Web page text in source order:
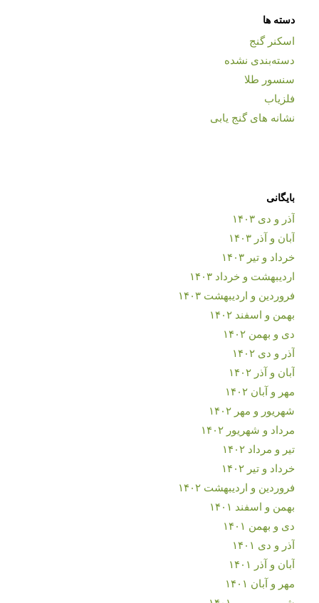
دسته ها
اسکنر گنج
دسته‌بندی نشده
سنسور طلا
فلزیاب
نشانه های گنج یابی
بایگانی
آذر و دی ۱۴۰۳
آبان و آذر ۱۴۰۳
خرداد و تیر ۱۴۰۳
اردیبهشت و خرداد ۱۴۰۳
فروردین و اردیبهشت ۱۴۰۳
بهمن و اسفند ۱۴۰۲
دی و بهمن ۱۴۰۲
آذر و دی ۱۴۰۲
آبان و آذر ۱۴۰۲
مهر و آبان ۱۴۰۲
شهریور و مهر ۱۴۰۲
مرداد و شهریور ۱۴۰۲
تیر و مرداد ۱۴۰۲
خرداد و تیر ۱۴۰۲
فروردین و اردیبهشت ۱۴۰۲
بهمن و اسفند ۱۴۰۱
دی و بهمن ۱۴۰۱
آذر و دی ۱۴۰۱
آبان و آذر ۱۴۰۱
مهر و آبان ۱۴۰۱